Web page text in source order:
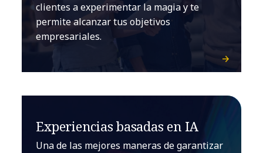
clientes a experimentar la magia y te
permite alcanzar tus objetivos
empresariales.
Experiencias basadas en IA
Una de las mejores maneras de garantizar